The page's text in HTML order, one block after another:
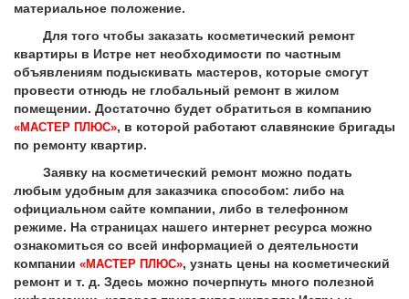
материальное положение.
Для того чтобы заказать косметический ремонт
квартиры в Истре нет необходимости по частным
объявлениям подыскивать мастеров, которые смогут
провести отнюдь не глобальный ремонт в жилом
помещении. Достаточно будет обратиться в компанию
«МАСТЕР ПЛЮС», в которой работают славянские бригады
по ремонту квартир.
Заявку на косметический ремонт можно подать
любым удобным для заказчика способом: либо на
официальном сайте компании, либо в телефонном
режиме. На страницах нашего интернет ресурса можно
ознакомиться со всей информацией о деятельности
компании «МАСТЕР ПЛЮС», узнать цены на косметический
ремонт и т. д. Здесь можно почерпнуть много полезной